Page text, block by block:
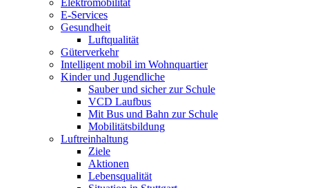
Elektromobilität
E-Services
Gesundheit
Luftqualität
Güterverkehr
Intelligent mobil im Wohnquartier
Kinder und Jugendliche
Sauber und sicher zur Schule
VCD Laufbus
Mit Bus und Bahn zur Schule
Mobilitätsbildung
Luftreinhaltung
Ziele
Aktionen
Lebensqualität